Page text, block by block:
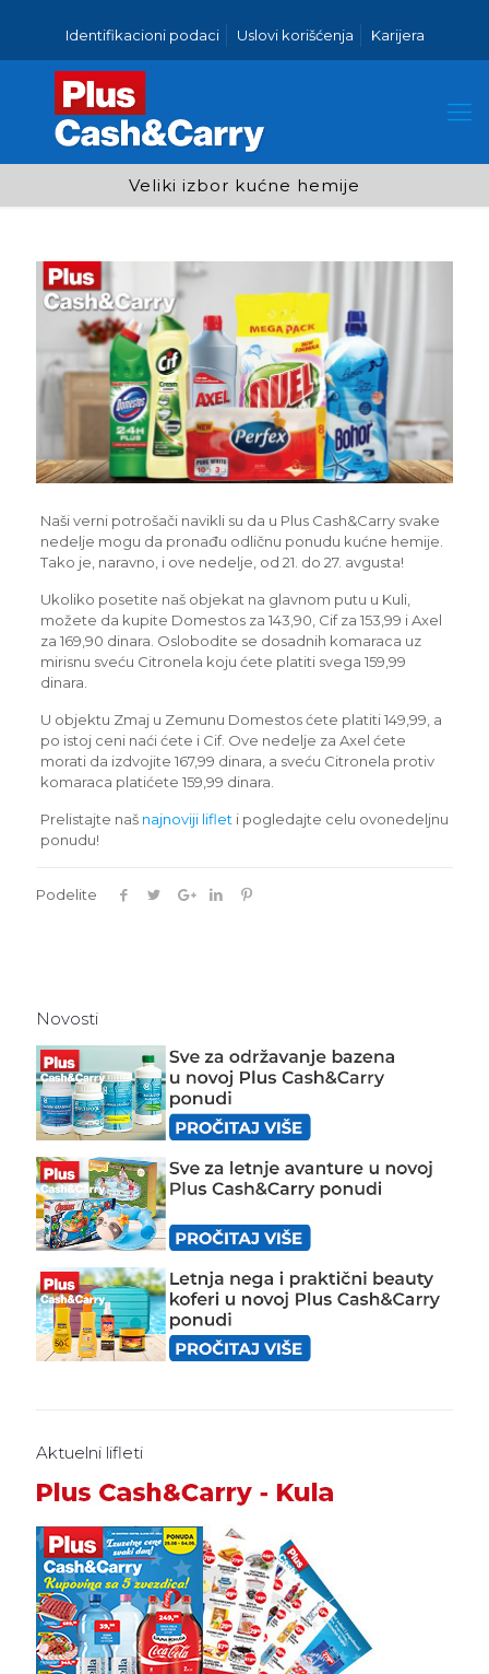
Identifikacioni podaci Uslovi korišćenja Karijera
Veliki izbor kućne hemije
Naši verni potrošači navikli su da u Plus Cash&Carry svake
nedelje mogu da pronađu odličnu ponudu kućne hemije.
Tako je, naravno, i ove nedelje, od 21. do 27. avgusta!
Ukoliko posetite naš objekat na glavnom putu u Kuli,
možete da kupite Domestos za 143,90, Cif za 153,99 i Axel
za 169,90 dinara. Oslobodite se dosadnih komaraca uz
mirisnu sveću Citronela koju ćete platiti svega 159,99
dinara.
U objektu Zmaj u Zemunu Domestos ćete platiti 149,99, a
po istoj ceni naći ćete i Cif. Ove nedelje za Axel ćete
morati da izdvojite 167,99 dinara, a sveću Citronela protiv
komaraca platićete 159,99 dinara.
Prelistajte naš najnoviji lifleti pogledajte celu ovonedeljnu
ponudu!
Podelite
Novosti
Aktuelni lifleti